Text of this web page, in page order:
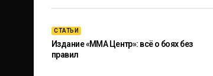
СТАТЬИ
Издание «ММА Центр»: всё о боях без
правил